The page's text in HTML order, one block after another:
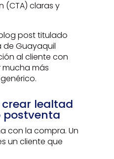
(CTA) claras y
post titulado
de Guayaquil
al cliente con
mucha más
crear lealtad
postventa
con la compra. Un
un cliente que